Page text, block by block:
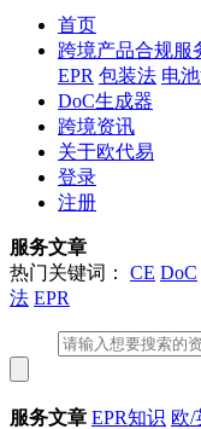
首页
跨境产品合规服
EPR 包装法 电
DoC生成器
跨境资讯
关于欧代易
登录
注册
服务文章
热门关键词： CE DoC
法 EPR
服务文章 EPR知识 欧/